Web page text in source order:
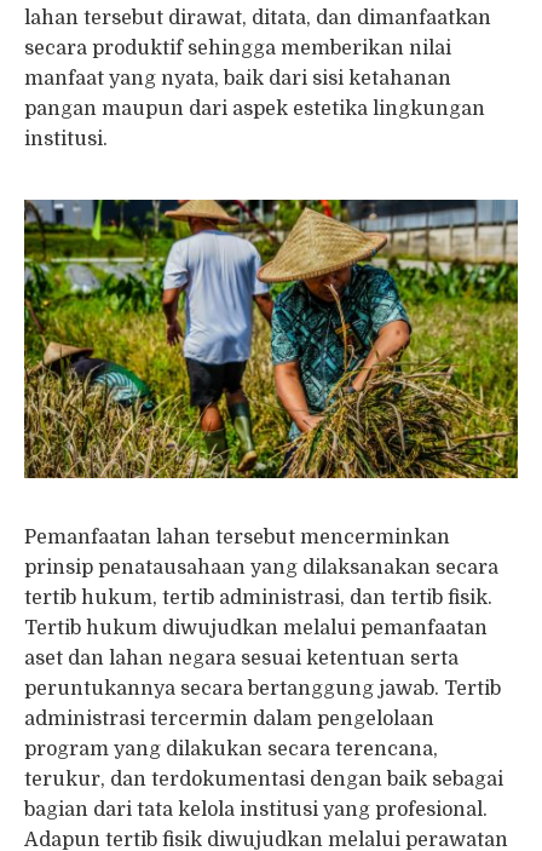
lahan tersebut dirawat, ditata, dan dimanfaatkan
secara produktif sehingga memberikan nilai
manfaat yang nyata, baik dari sisi ketahanan
pangan maupun dari aspek estetika lingkungan
institusi.
Pemanfaatan lahan tersebut mencerminkan
prinsip penatausahaan yang dilaksanakan secara
tertib hukum, tertib administrasi, dan tertib fisik.
Tertib hukum diwujudkan melalui pemanfaatan
aset dan lahan negara sesuai ketentuan serta
peruntukannya secara bertanggung jawab. Tertib
administrasi tercermin dalam pengelolaan
program yang dilakukan secara terencana,
terukur, dan terdokumentasi dengan baik sebagai
bagian dari tata kelola institusi yang profesional.
Adapun tertib fisik diwujudkan melalui perawatan